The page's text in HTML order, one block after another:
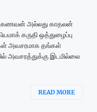
அல்லது காதலன்
கருதி ஒத்துழைப்பு
அவசரமாக தங்கள்
அவசரத்துக்கு இடமில்லை
READ MORE